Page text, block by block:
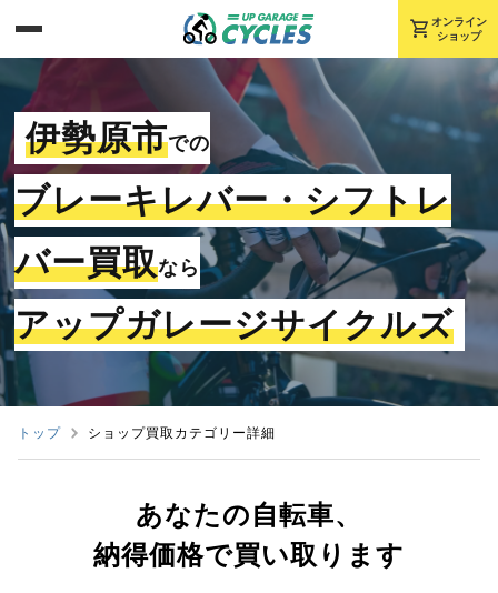
shopping_cart オンライン
ショップ
伊勢原市での
ブレーキレバー・シフトレ
バー買取なら
アップガレージサイクルズ
トップ ショップ買取カテゴリー詳細
あなたの自転車、
納得価格で買い取ります